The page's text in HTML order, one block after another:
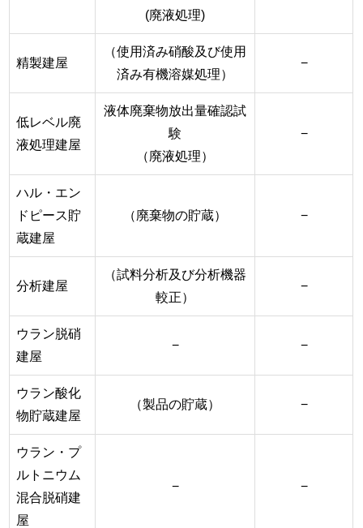
(廃液処理)
精製建屋
（使用済み硝酸及び使用
済み有機溶媒処理）
−
低レベル廃
液処理建屋
液体廃棄物放出量確認試
験
（廃液処理）
−
ハル・エン
ドピース貯
蔵建屋
（廃棄物の貯蔵） −
分析建屋
（試料分析及び分析機器
較正）
−
ウラン脱硝
建屋
− −
ウラン酸化
物貯蔵建屋
（製品の貯蔵） −
ウラン・プ
ルトニウム
混合脱硝建
屋
− −